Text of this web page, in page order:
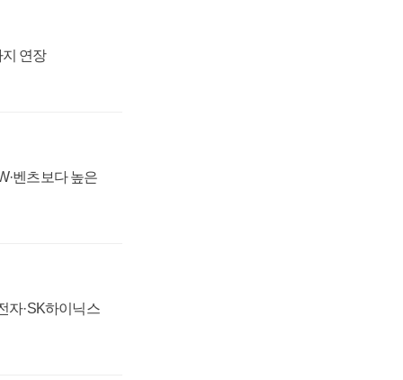
연장
벤츠보다 높은
자·SK하이닉스